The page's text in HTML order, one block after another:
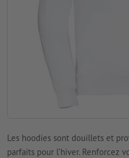
Les hoodies sont douillets et
parfaits pour l’hiver. Renforcez